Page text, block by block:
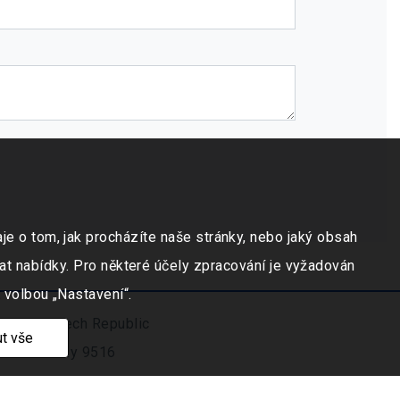
Czech Republic
vložky 9516
o tom, jak procházíte naše stránky, nebo jaký obsah
nabídky. Pro některé účely zpracování je vyžadován
„Nastavení“.
vše